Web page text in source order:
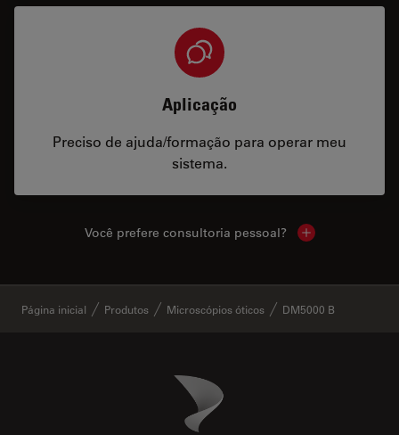
Aplicação
Preciso de ajuda/formação para operar meu
sistema.
Você prefere consultoria pessoal? Show local
Página inicial Produtos Microscópios óticos DM5000 B
Danaher Logo